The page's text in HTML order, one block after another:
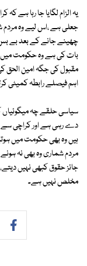
یہ الزام لگایا جا رہا ہے
جعلی ہے ،اس لیے وہ مردم
چھینے جانے کے بعد بے
بات کی ہے وہ حکومت میں
مقبول کی جگہ امین الحق
اہم فیصلے رابطہ کمیٹی
سیاسی حلقے چہ میگوئیاں
دے رہی ہے اور کراچی سے
ہیں وہ بھی حکومت میں
مردم شماری وہ بھی نہ
جائز حقوق کبھی نہیں
مخلص نہیں ہے۔